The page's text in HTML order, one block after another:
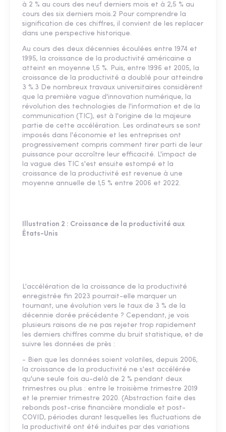
à 2 % au cours des neuf derniers mois et à 2,5 % au
cours des six derniers mois.2 Pour comprendre la
signification de ces chiffres, il convient de les replacer
dans une perspective historique.
Au cours des deux décennies écoulées entre 1974 et
1995, la croissance de la productivité américaine a
atteint en moyenne 1,5 %. Puis, entre 1996 et 2005, la
croissance de la productivité a doublé pour atteindre
3 %.3 De nombreux travaux universitaires considèrent
que la première vague d'innovation numérique, la
révolution des technologies de l'information et de la
communication (TIC), est à l'origine de la majeure
partie de cette accélération. Les ordinateurs se sont
imposés dans l'économie et les entreprises ont
progressivement compris comment tirer parti de leur
puissance pour accroître leur efficacité. L'impact de
la vague des TIC s'est ensuite estompé et la
croissance de la productivité est revenue à une
moyenne annuelle de 1,5 % entre 2006 et 2022.
Illustration 2 : Croissance de la productivité aux
États-Unis
L'accélération de la croissance de la productivité
enregistrée fin 2023 pourrait-elle marquer un
tournant, une évolution vers le taux de 3 % de la
décennie dorée précédente ? Cependant, je vois
plusieurs raisons de ne pas rejeter trop rapidement
les derniers chiffres comme du bruit statistique, et de
suivre les données de près :
- Bien que les données soient volatiles, depuis 2006,
la croissance de la productivité ne s'est accélérée
qu'une seule fois au-delà de 2 % pendant deux
trimestres ou plus : entre le troisième trimestre 2019
et le premier trimestre 2020. (Abstraction faite des
rebonds post-crise financière mondiale et post-
COVID, périodes durant lesquelles les fluctuations de
la productivité ont été induites par des variations